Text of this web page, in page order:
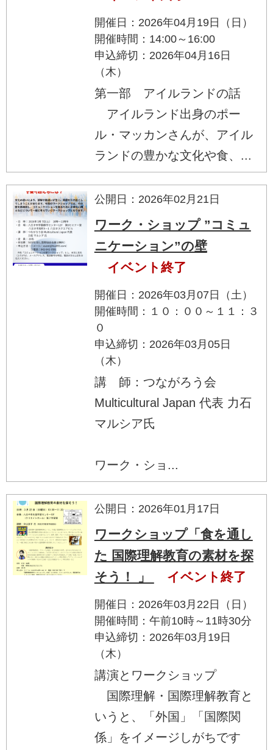
開催日：2026年04月19日（日）
開催時間：14:00～16:00
申込締切：2026年04月16日
（木）
第一部 アイルランドの話
アイルランド出身のポー
ル・マッカンさんが、アイル
ランドの豊かな文化や食、...
公開日：2026年02月21日
ワーク・ショップ ”コミュ
ニケーション”の壁
イベント終了
開催日：2026年03月07日（土）
開催時間：１０：００～１１：３
０
申込締切：2026年03月05日
（木）
講 師：つながろう会
Multicultural Japan 代表 力石
マルシア氏
ワーク・ショ...
公開日：2026年01月17日
ワークショップ「食を通し
た 国際理解教育の素材を探
そう！ 」
イベント終了
開催日：2026年03月22日（日）
開催時間：午前10時～11時30分
申込締切：2026年03月19日
（木）
講演とワークショップ
国際理解・国際理解教育と
いうと、「外国」「国際関
係」をイメージしがちです